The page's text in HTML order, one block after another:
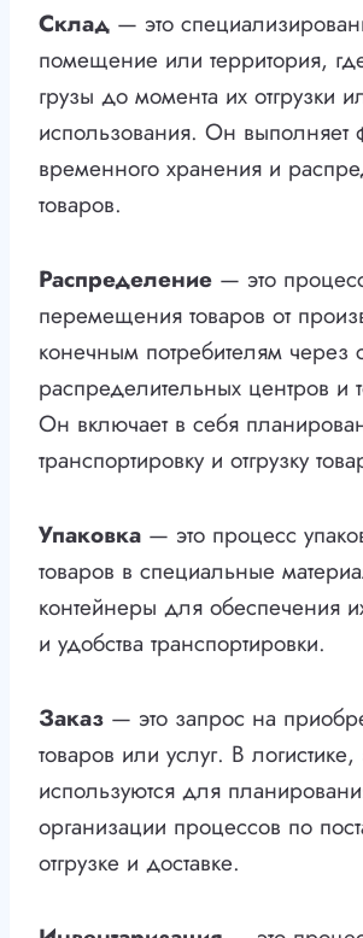
Склад — это
помещение или территория,
грузы до момента их отгрузки
использования. Он выполняет
временного хранения и
товаров.
Распределение — это
перемещения товаров от
конечным потребителям через
распределительных центров и
Он включает в себя
транспортировку и отгрузку
Упаковка — это процесс
товаров в специальные
контейнеры для обеспечения
и удобства транспортировки.
Заказ — это запрос на
товаров или услуг. В логистике,
используются для
организации процессов по
отгрузке и доставке.